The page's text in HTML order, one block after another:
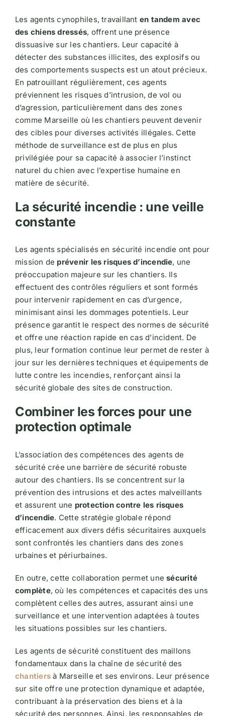
Les agents cynophiles, travaillant en tandem avec
des chiens dressés, offrent une présence
dissuasive sur les chantiers. Leur capacité à
détecter des substances illicites, des explosifs ou
des comportements suspects est un atout précieux.
En patrouillant régulièrement, ces agents
préviennent les risques d’intrusion, de vol ou
d’agression, particulièrement dans des zones
comme Marseille où les chantiers peuvent devenir
des cibles pour diverses activités illégales​​​​​​. Cette
méthode de surveillance est de plus en plus
privilégiée pour sa capacité à associer l’instinct
naturel du chien avec l’expertise humaine en
matière de sécurité.
La sécurité incendie : une veille
constante
Les agents spécialisés en sécurité incendie ont pour
mission de prévenir les risques d’incendie, une
préoccupation majeure sur les chantiers. Ils
effectuent des contrôles réguliers et sont formés
pour intervenir rapidement en cas d’urgence,
minimisant ainsi les dommages potentiels. Leur
présence garantit le respect des normes de sécurité
et offre une réaction rapide en cas d’incident​​. De
plus, leur formation continue leur permet de rester à
jour sur les dernières techniques et équipements de
lutte contre les incendies, renforçant ainsi la
sécurité globale des sites de construction.
Combiner les forces pour une
protection optimale
L’association des compétences des agents de
sécurité crée une barrière de sécurité robuste
autour des chantiers. Ils se concentrent sur la
prévention des intrusions et des actes malveillants
et assurent une protection contre les risques
d’incendie. Cette stratégie globale répond
efficacement aux divers défis sécuritaires auxquels
sont confrontés les chantiers dans des zones
urbaines et périurbaines.
En outre, cette collaboration permet unesécurité
complète, où les compétences et capacités des uns
complètent celles des autres, assurant ainsi une
surveillance et une intervention adaptées à toutes
les situations possibles sur les chantiers.
Les agents de sécurité constituent des maillons
fondamentaux dans la chaîne de sécurité des
chantiers à Marseille et ses environs. Leur présence
sur site offre une protection dynamique et adaptée,
contribuant à la préservation des biens et à la
sécurité des personnes. Ainsi, les responsables de